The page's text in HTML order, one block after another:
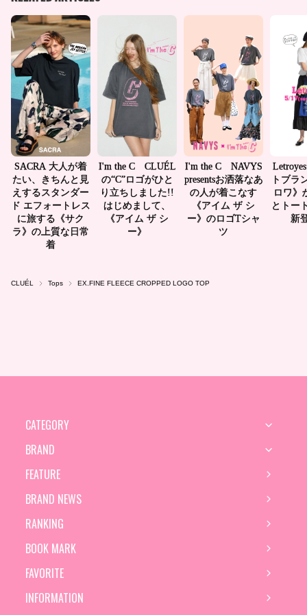
CLUÉL Tops EX.FINE FLEECE CROPPED LOGO TOP
CATEGORY
BRAND
FEATURE
BRAND NEWS
RANKING
BOOK MARK
FAVORITE
INFORMATION